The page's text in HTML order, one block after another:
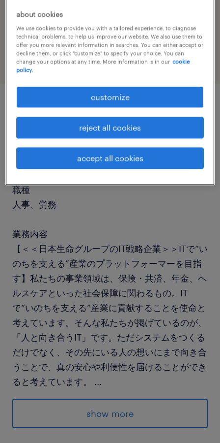
job category
administrative & support services
job details
社名
NISSAY Tech (ニッセイ情報テクノロジー)
職種
人事、労務
業務内容
【＜＜日本生命グループのIT戦略企業＞＞ITで“い
のちを支える”産業のプラットフォーマーを目指
す】私たちの事業領域は、保険・共済、年金、ヘ
ルスケアといった社会保障に関わるもの。IT
で“いのちを支える”産業に貢献することを使命と
考えています。そんな私たちが掲げているのが、
「人と向き合うIT」です。ただシステムをつくる
だけでなく、その先にいる人の想いにまで向き合
うことで、真の安心や利便性を届けることができ
ると考えています。 ...
【障がいへの配慮】勤務地や配属先／転勤／勤務
時間や通院への配慮、車椅子用トイレや産業医の
相談体制があり、日本生命のＩＴ部門として業績
show more
about cookies
We use cookies to provide you with a tailored experience, to diagnose
technical problems, to help us improve our website. We also use them to
offer you more relevant information in searches. You can either accept or
decline them, or click "customize" to specify your choice. You can
change your options at any time. More information is in our cookie
policy.
customize
reject all cookies
accept all cookies